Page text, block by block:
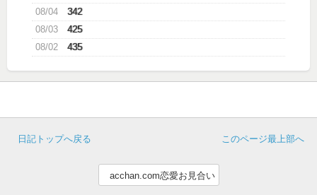
08/04
342
08/03
425
08/02
435
このページ最上部へ
日記トップへ戻る